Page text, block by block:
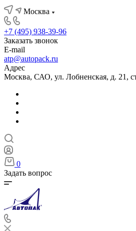
Москва
+7 (495) 938-39-96
Заказать звонок
E-mail
atp@autopack.ru
Адрес
Москва, САО, ул. Лобненская, д. 21,
0
Задать вопрос